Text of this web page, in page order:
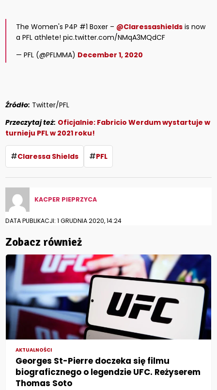
The Women's P4P #1 Boxer – @Claressashields is now
a PFL athlete! pic.twitter.com/NMqA3MQdCF
— PFL (@PFLMMA) December 1, 2020
Źródło: Twitter/PFL
Przeczytaj też: Oficjalnie: Fabricio Werdum wystartuje w
turnieju PFL w 2021 roku!
#Claressa Shields #PFL
KACPER PIEPRZYCA
DATA PUBLIKACJI: 1 GRUDNIA 2020, 14:24
Zobacz również
AKTUALNOŚCI
Georges St-Pierre doczeka się filmu
biograficznego o legendzie UFC. Reżyserem
Thomas Soto